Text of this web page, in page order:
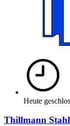
Heute
Thillmann